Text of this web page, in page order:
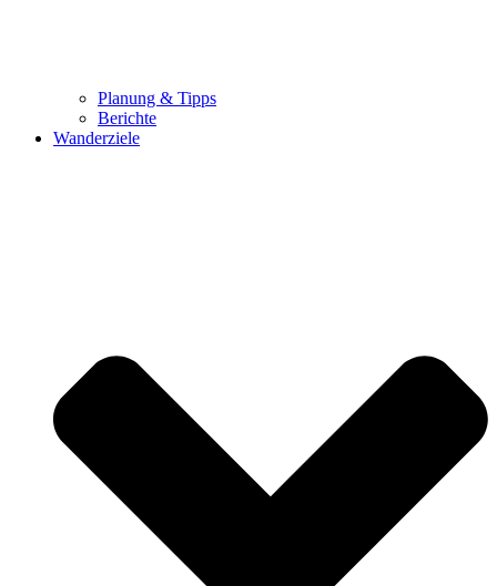
Planung & Tipps
Berichte
Wanderziele